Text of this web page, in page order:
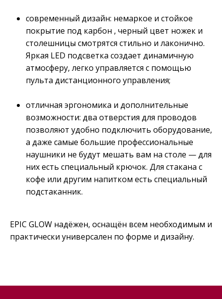
современный дизайн: немаркое и стойкое
покрытие под карбон , черный цвет ножек и
столешницы смотрятся стильно и лаконично.
Яркая LED подсветка создает динамичную
атмосферу, легко управляется с помощью
пульта дистанционного управления;
отличная эргономика и дополнительные
возможности: два отверстия для проводов
позволяют удобно подключить оборудование,
а даже самые большие профессиональные
наушники не будут мешать вам на столе — для
них есть специальный крючок. Для стакана с
кофе или другим напитком есть специальный
подстаканник.
EPIC GLOW надёжен, оснащён всем необходимым и
практически универсален по форме и дизайну.